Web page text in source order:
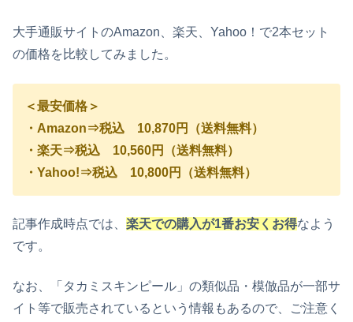
大手通販サイトのAmazon、楽天、Yahoo！で2本セット
の価格を比較してみました。
＜最安価格＞
・Amazon⇒税込 10,870円（送料無料）
・楽天⇒税込 10,560円（送料無料）
・Yahoo!⇒税込 10,800円（送料無料）
記事作成時点では、 楽天での購入が1番お安くお得なよう
です。
なお、「タカミスキンピール」の類似品・模倣品が一部サ
イト等で販売されているという情報もあるので、ご注意く